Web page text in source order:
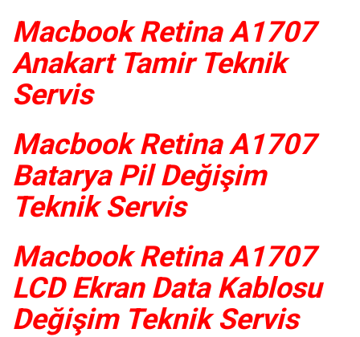
Macbook Retina A1707
Anakart Tamir Teknik
Servis
Macbook Retina A1707
Batarya Pil Değişim
Teknik Servis
Macbook Retina A1707
LCD Ekran Data Kablosu
Değişim Teknik Servis